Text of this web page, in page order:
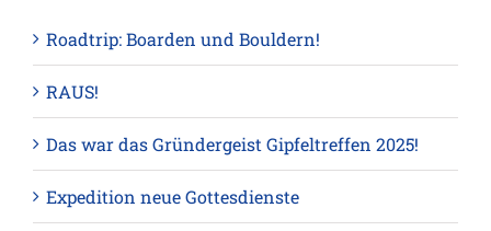
Roadtrip: Boarden und Bouldern!
RAUS!
Das war das Gründergeist Gipfeltreffen 2025!
Expedition neue Gottesdienste